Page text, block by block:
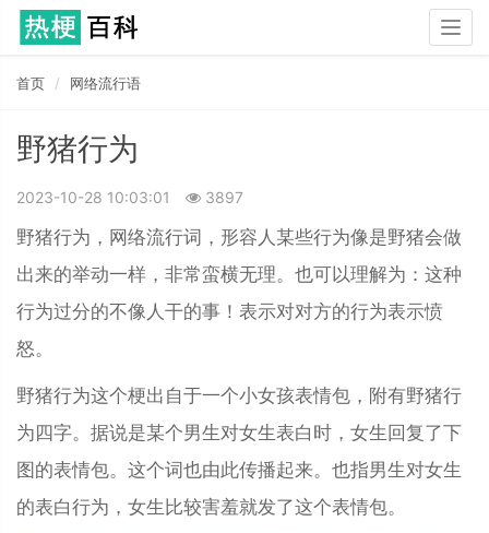
首页 网络流行语
野猪行为
2023-10-28 10:03:01 3897
野猪行为，网络流行词，形容人某些行为像是野猪会做
出来的举动一样，非常蛮横无理。也可以理解为：这种
行为过分的不像人干的事！表示对对方的行为表示愤
怒。
野猪行为这个梗出自于一个小女孩表情包，附有野猪行
为四字。据说是某个男生对女生表白时，女生回复了下
图的表情包。这个词也由此传播起来。也指男生对女生
的表白行为，女生比较害羞就发了这个表情包。